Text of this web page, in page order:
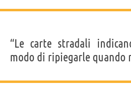
“Le carte stradali
modo di ripiegarle quando